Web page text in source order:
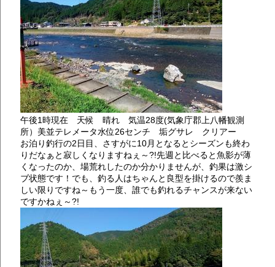
午後1時現在 天候 晴れ 気温28度(気象庁郡上八幡観測
所）美並テレメータ水位26センチ 垢グサレ クリアー
お泊り釣行の2日目、さすがに10月となるとシーズンも終わ
りだなぁと寂しくなりますねぇ～?!先週と比べると魚影が薄
くなったのか、場荒れしたのか分かりませんが、釣果は激シ
ブ状態です！でも、釣る人はちゃんと良型を掛けるので羨ま
しい限りですね～もう一度、誰でも釣れるチャンスが来ない
ですかねぇ～?!